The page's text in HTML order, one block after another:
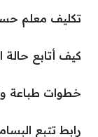
تكليف معلم حسب
كيف أتابع حالة
خطوات طباعة
رابط تتبع